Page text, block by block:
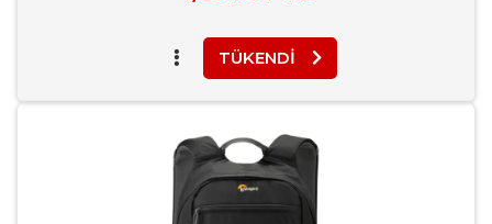
TÜKENDI
Favori Ekle